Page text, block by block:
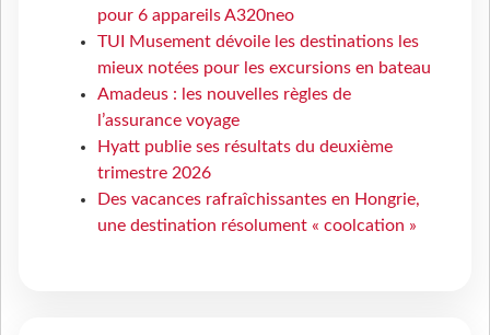
pour 6 appareils A320neo
TUI Musement dévoile les destinations les
mieux notées pour les excursions en bateau
Amadeus : les nouvelles règles de
l’assurance voyage
Hyatt publie ses résultats du deuxième
trimestre 2026
Des vacances rafraîchissantes en Hongrie,
une destination résolument « coolcation »